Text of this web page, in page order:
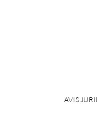
AVIS